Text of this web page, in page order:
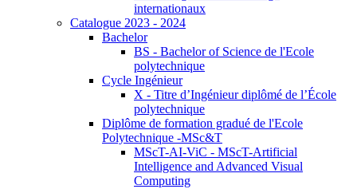
internationaux
Catalogue 2023 - 2024
Bachelor
BS - Bachelor of Science de l'Ecole
polytechnique
Cycle Ingénieur
X - Titre d’Ingénieur diplômé de l’École
polytechnique
Diplôme de formation gradué de l'Ecole
Polytechnique -MSc&T
MScT-AI-ViC - MScT-Artificial
Intelligence and Advanced Visual
Computing